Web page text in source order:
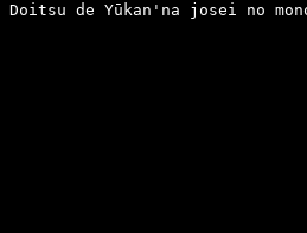
Doitsu de Yūkan'na josei no